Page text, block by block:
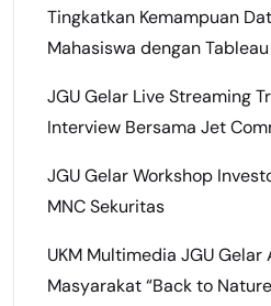
Tingkatkan Kemampuan
Mahasiswa dengan Tableau
JGU Gelar Live Streaming
Interview Bersama Jet
JGU Gelar Workshop
MNC Sekuritas
UKM Multimedia JGU
Masyarakat “Back to